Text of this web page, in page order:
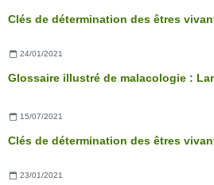
24/01/2021
Glossaire illustré de malacologie :
15/07/2021
23/01/2021